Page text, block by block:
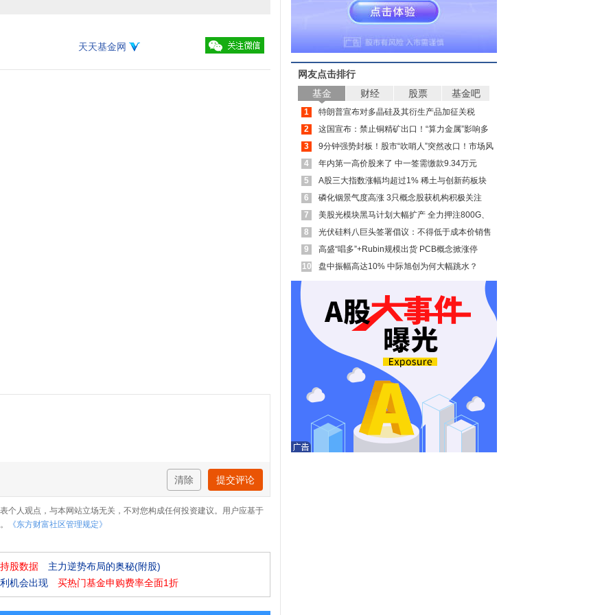
天天基金网
清除 提交评论
个人观点，与本网站立场无关，不对您构成任何投资建议。用户应基于
《东方财富社区管理规定》
股数据
主力逆势布局的奥秘(附股)
机会出现
买热门基金申购费率全面1折
网友点击排行
基金
财经 股票 基金吧
1
特朗普宣布对多晶硅及其衍生产品加征关税
2
这国宣布：禁止铜精矿出口！“算力金属”影响多
大？
3
9分钟强势封板！股市“吹哨人”突然改口！市场风
向变了？
4
年内第一高价股来了 中一签需缴款9.34万元
5
A股三大指数涨幅均超过1% 稀土与创新药板块
大涨
6
磷化铟景气度高涨 3只概念股获机构积极关注
（附名单）
7
美股光模块黑马计划大幅扩产 全力押注800G、
1.6Tb产品
8
光伏硅料八巨头签署倡议：不得低于成本价销售
9
高盛“唱多”+Rubin规模出货 PCB概念掀涨停
潮！多只中报预增股获资金青睐(名单)
10 盘中振幅高达10% 中际旭创为何大幅跳水？